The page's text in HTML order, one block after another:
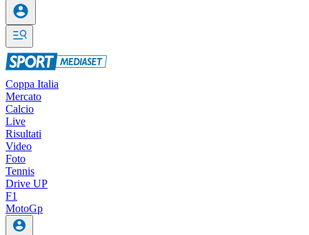
Coppa Italia
Mercato
Calcio
Live
Risultati
Video
Foto
Tennis
Drive UP
F1
MotoGp